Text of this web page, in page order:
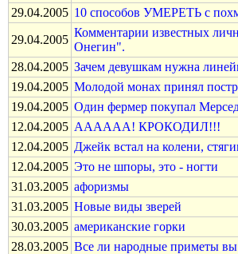
29.04.2005 10 способов УМЕРЕТЬ с
29.04.2005
Комментарии известных
Онегин".
28.04.2005 Зачем девушкам нужна
19.04.2005 Молодой монах принял
19.04.2005 Один фермер покупал
12.04.2005 АААААА! КРОКОДИЛ!!!
12.04.2005 Джейк встал на колени,
12.04.2005 Это не шпоры, это - ногти
31.03.2005 афоризмы
31.03.2005 Новые виды зверей
30.03.2005 американские горки
28.03.2005 Все ли народные приметы вы